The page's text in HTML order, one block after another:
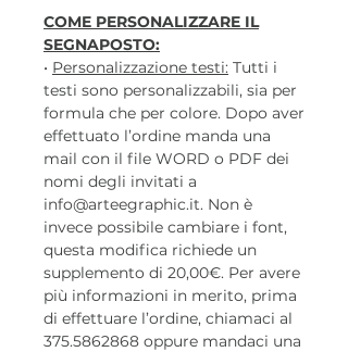
COME PERSONALIZZARE IL
SEGNAPOSTO:
• Personalizzazione testi: Tutti i
testi sono personalizzabili, sia per
formula che per colore. Dopo aver
effettuato l’ordine manda una
mail con il file WORD o PDF dei
nomi degli invitati a
info@arteegraphic.it. Non è
invece possibile cambiare i font,
questa modifica richiede un
supplemento di 20,00€. Per avere
più informazioni in merito, prima
di effettuare l’ordine, chiamaci al
375.5862868 oppure mandaci una